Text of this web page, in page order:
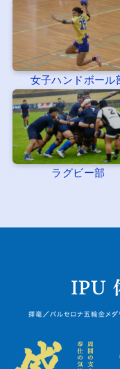
女子ハンドボール
ラグビー部